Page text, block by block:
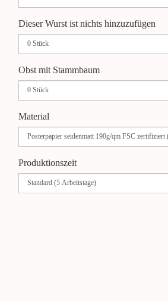
Dieser Wurst ist nichts hinzuzufügen
Obst mit Stammbaum
Material
Produktionszeit